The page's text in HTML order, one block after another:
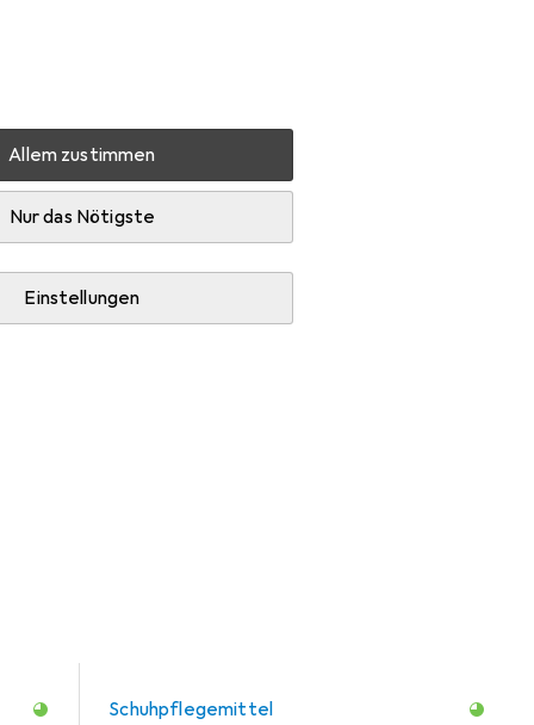
Allem zustimmen
Nur das Nötigste
Einstellungen
Stiefelette
Schuhpflegemittel.
Schuhpflegemittel